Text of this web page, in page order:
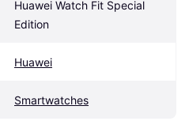
Huawei Watch Fit Special
Edition
Huawei
Smartwatches